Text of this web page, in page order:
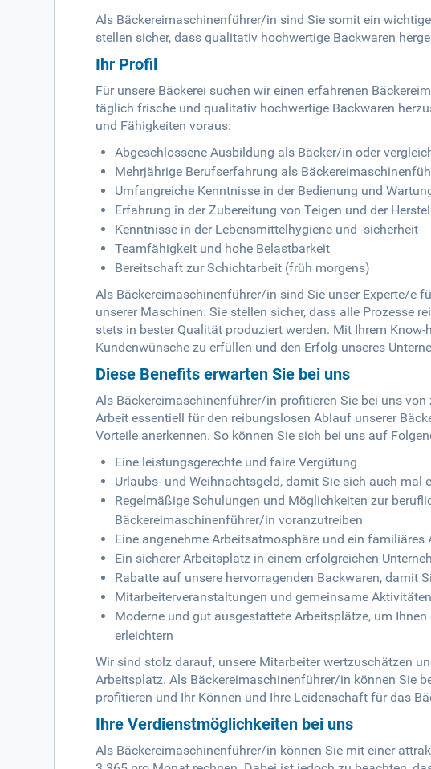
Als Bäckereimaschinenführer/in sind Sie somit ein
stellen sicher, dass qualitativ hochwertige Backwaren
Ihr Profil
Für unsere Bäckerei suchen wir einen erfahrenen
täglich frische und qualitativ hochwertige Backwaren
und Fähigkeiten voraus:
Abgeschlossene Ausbildung als Bäcker/in oder
Mehrjährige Berufserfahrung als
Umfangreiche Kenntnisse in der Bedienung und
Erfahrung in der Zubereitung von Teigen und der
Kenntnisse in der Lebensmittelhygiene und -sicherheit
Teamfähigkeit und hohe Belastbarkeit
Bereitschaft zur Schichtarbeit (früh morgens)
Als Bäckereimaschinenführer/in sind Sie unser Experte/e
unserer Maschinen. Sie stellen sicher, dass alle Prozesse
stets in bester Qualität produziert werden. Mit Ihrem
Kundenwünsche zu erfüllen und den Erfolg unseres
Diese Benefits erwarten Sie bei uns
Als Bäckereimaschinenführer/in profitieren Sie bei uns
Arbeit essentiell für den reibungslosen Ablauf unserer
Vorteile anerkennen. So können Sie sich bei uns auf
Eine leistungsgerechte und faire Vergütung
Urlaubs- und Weihnachtsgeld, damit Sie sich auch mal
Regelmäßige Schulungen und Möglichkeiten zur
Bäckereimaschinenführer/in voranzutreiben
Eine angenehme Arbeitsatmosphäre und ein familiäres
Ein sicherer Arbeitsplatz in einem erfolgreichen
Rabatte auf unsere hervorragenden Backwaren, damit
Mitarbeiterveranstaltungen und gemeinsame
Moderne und gut ausgestattete Arbeitsplätze, um
erleichtern
Wir sind stolz darauf, unsere Mitarbeiter wertzuschätzen
Arbeitsplatz. Als Bäckereimaschinenführer/in können Sie
profitieren und Ihr Können und Ihre Leidenschaft für das
Ihre Verdienstmöglichkeiten bei uns
Als Bäckereimaschinenführer/in können Sie mit einer